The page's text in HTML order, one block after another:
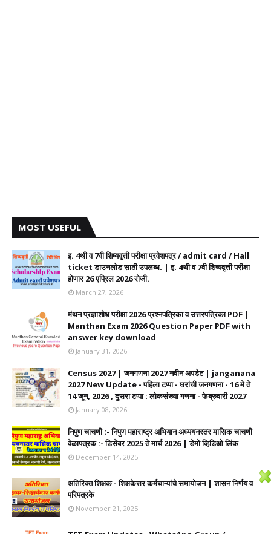
MOST USEFUL
इ. 4थी व 7वी शिष्यवृत्ती परीक्षा प्रवेशपत्र / admit card / Hall
ticket डाउनलोड साठी उपलब्ध. | इ. 4थी व 7वी शिष्यवृत्ती परीक्षा
होणार 26 एप्रिल 2026 रोजी.
March 27, 2026
मंथन प्रज्ञाशोध परीक्षा 2026 प्रश्नपत्रिका व उत्तरपत्रिका PDF |
Manthan Exam 2026 Question Paper PDF with
answer key download
January 31, 2026
Census 2027 | जनगणना 2027 नवीन अपडेट | janganana
2027 New Update - पहिला टप्पा - घरांची जनगणना - 16 मे ते
14 जून, 2026 , दुसरा टप्पा : लोकसंख्या गणना - फेब्रुवारी 2027
January 08, 2026
निपुण चाचणी :- निपुण महाराष्ट्र अभियान अध्ययनस्तर मासिक चाचणी
वेळापत्रक :- डिसेंबर 2025 ते मार्च 2026 | डेमो व्हिडिओ लिंक
December 14, 2025
अतिरिक्त शिक्षक - शिक्षकेत्तर कर्मचाऱ्यांचे समायोजन | शासन निर्णय व
परिपत्रके
November 21, 2025